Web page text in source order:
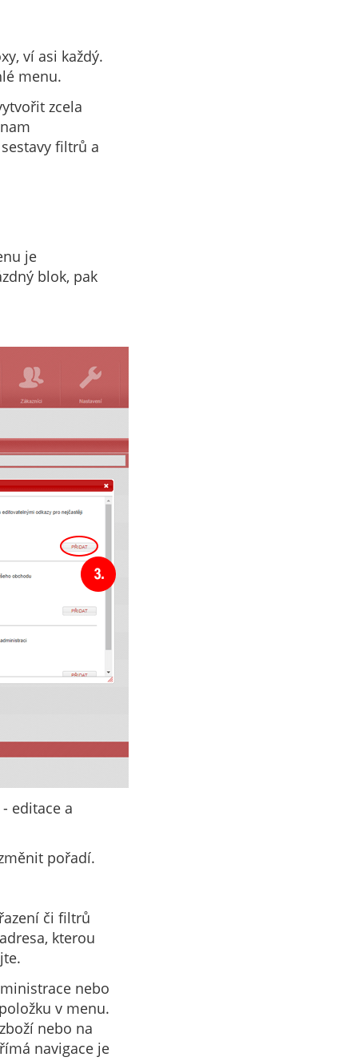
ví asi každý.
menu.
zcela
filtrů a
je
blok, pak
editace a
pořadí.
či filtrů
kterou
nebo
v menu.
nebo na
navigace je